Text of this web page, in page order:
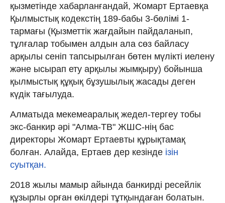
қызметінде хабарланғандай, Жомарт Ертаевқа
Қылмыстық кодекстің 189-бабы 3-бөлімі 1-
тармағы (Қызметтік жағдайын пайдаланып,
тұлғалар тобымен алдын ала сөз байласу
арқылы сеніп тапсырылған бөтен мүлікті иелену
және ысырап ету арқылы жымқыру) бойынша
қылмыстық құқық бұзушылық жасады деген
күдік тағылуда.
Алматыда мекемеаралық жедел-тергеу тобы
экс-банкир әрі "Алма-ТВ" ЖШС-нің бас
директоры Жомарт Ертаевты құрықтамақ
болған. Алайда, Ертаев дер кезінде ізін
суытқан.
2018 жылы мамыр айында банкирді ресейлік
құзырлы орған өкілдері тұтқындаған болатын.